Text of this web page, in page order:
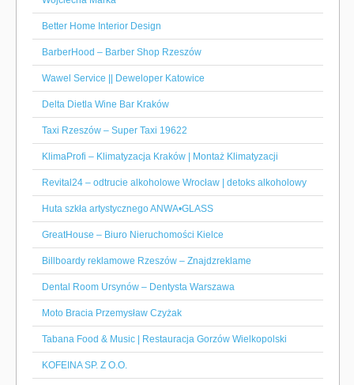
Better Home Interior Design
BarberHood – Barber Shop Rzeszów
Wawel Service || Deweloper Katowice
Delta Dietla Wine Bar Kraków
Taxi Rzeszów – Super Taxi 19622
KlimaProfi – Klimatyzacja Kraków | Montaż Klimatyzacji
Revital24 – odtrucie alkoholowe Wrocław | detoks alkoholowy
Huta szkła artystycznego ANWA•GLASS
GreatHouse – Biuro Nieruchomości Kielce
Billboardy reklamowe Rzeszów – Znajdzreklame
Dental Room Ursynów – Dentysta Warszawa
Moto Bracia Przemysław Czyżak
Tabana Food & Music | Restauracja Gorzów Wielkopolski
KOFEINA SP. Z O.O.